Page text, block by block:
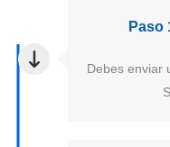
Paso
Debes enviar